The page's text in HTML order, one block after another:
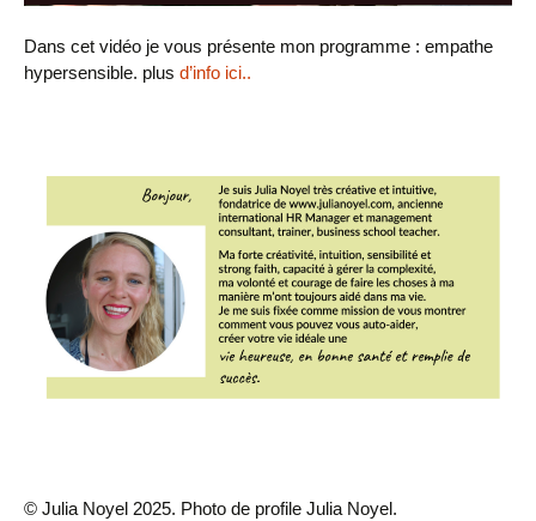
Dans cet vidéo je vous présente mon programme : empathe
hypersensible. plus d’info ici..
© Julia Noyel 2025. Photo de profile Julia Noyel.